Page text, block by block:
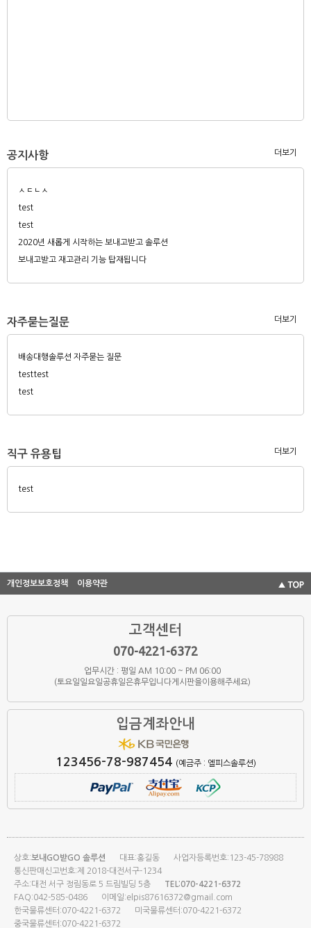
공지사항
ㅅㄷㄴㅅ
test
test
2020년 새롭게 시작하는 보내고받고 솔루션
보내고받고 재고관리 기능 탑재됩니다
더보기
자주묻는질문
배송대행솔루션 자주묻는 질문
testtest
test
더보기
직구 유용팁
test
더보기
개인정보보호정책 이용약관
고객센터
070-4221-6372
업무시간 : 평일 AM 10:00 ~ PM 06:00
(토요일일요일공휴일은휴무입니다게시판을이용해주세요)
입금계좌안내
123456-78-987454 (예금주 : 엘피스솔루션)
상호:보내GO받GO 솔루션 대표:홍길동
사업자등록번호:123-45-78988
통신판매신고번호:제 2018-대전서구-1234
주소:대전 서구 정림동로 5 드림빌딩 5층
TEL:070-4221-6372
FAQ:042-585-0486
이메일:elpis87616372@gmail.com
한국물류센터:070-4221-6372
미국물류센터:070-4221-6372
중국물류센터:070-4221-6372